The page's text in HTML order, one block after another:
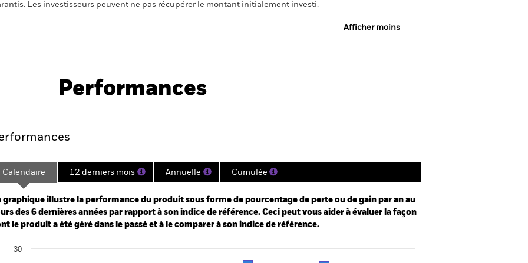
Les investisseurs peuvent ne pas récupérer le montant initialement investi.
Afficher moins
Performances
2019-03-01 00:00:00 to 2026-07-31 00:00:00.
-120 to 240.
Calendaire 12 derniers mois Annuelle Cumulée
graphique illustre la performance du produit sous forme de pourcentage de perte ou de gain par an au
des 6 dernières années par rapport à son indice de référence. Ceci peut vous aider à évaluer la façon
le produit a été géré dans le passé et à le comparer à son indice de référence.
chart with 2 data series.
30